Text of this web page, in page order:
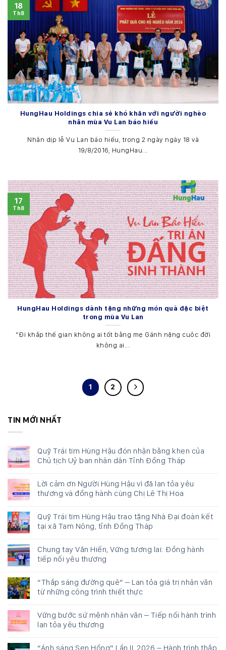
HungHau Holdings chia sẻ khó khăn với người nghèo
nhân mùa Vu Lan báo hiếu
Nhân dịp lễ Vu Lan báo hiếu, trong 2 ngày ngày 18 và
19/8/2016, HungHau...
18
Th8
HungHau Holdings dành tặng những món quà đặc biệt
trong mùa Vu Lan
“Đi khắp thế gian không ai tốt bằng mẹ Gánh nặng cuôc đời
không ai...
17
Th8
1 2
TIN MỚI NHẤT
Quỹ Trái tim Hùng Hậu đón nhận bằng khen của
Chủ tịch Uỷ ban nhân dân Tỉnh Đồng Tháp
Lời cảm ơn Người Hùng Hậu vì đã lan tỏa yêu
thương và đồng hành cùng Chị Lê Thị Hoa
Quỹ Trái tim Hùng Hậu trao tặng Nhà Đại đoàn kết
tại xã Tam Nông, tỉnh Đồng Tháp
Chung tay Văn Hiến, Vững tương lai: Đồng hành
tiếp nối yêu thương
“Thắp sáng đường quê” – Lan tỏa giá trị nhân văn
từ những công trình thiết thực
Vững bước sứ mệnh nhân văn – Tiếp nối hành trình
lan tỏa yêu thương
“Ánh sáng Sen Hồng” Lần II, 2026 – Hành trình thắp